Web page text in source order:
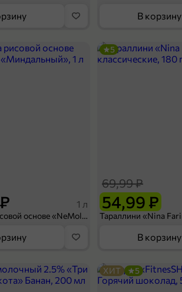
В корзину
1 л
Напиток на рисовой основе «NeMoloko» «Миндальный», 1 л
54,99 ₽
69,99 ₽
5
В корзину
ХИТ 5